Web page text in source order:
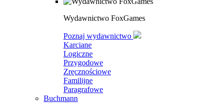
Wydawnictwo FoxGames
Poznaj wydawnictwo
Karciane
Logiczne
Przygodowe
Zręcznościowe
Familijne
Paragrafowe
Buchmann